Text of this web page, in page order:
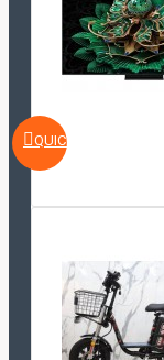
QUICKVIEW